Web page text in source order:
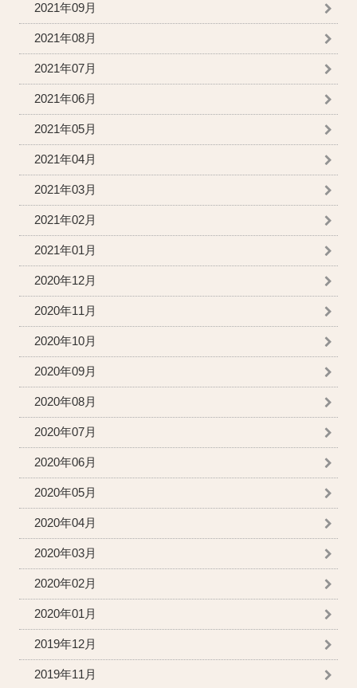
2021年09月
2021年08月
2021年07月
2021年06月
2021年05月
2021年04月
2021年03月
2021年02月
2021年01月
2020年12月
2020年11月
2020年10月
2020年09月
2020年08月
2020年07月
2020年06月
2020年05月
2020年04月
2020年03月
2020年02月
2020年01月
2019年12月
2019年11月